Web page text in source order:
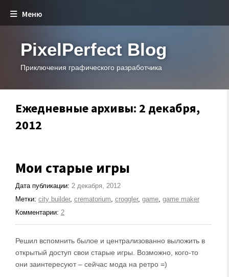
Меню
PixelPerfect Blog
Приключения графического разработчика
Ежедневные архивы: 2 декабря,
2012
Мои старые игры
Дата публикации: 2 декабря, 2012
Метки: city builder, crematorium, croggler, game, game maker
Комментарии: 2
Решил вспомнить былое и централизованно выложить в
открытый доступ свои старые игры. Возможно, кого-то
они заинтересуют – сейчас мода на ретро =)